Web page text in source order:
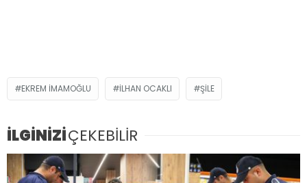
EKREM İMAMOĞLU İLHAN OCAKLI ŞILE
İLGİNİZİÇEKEBİLİR